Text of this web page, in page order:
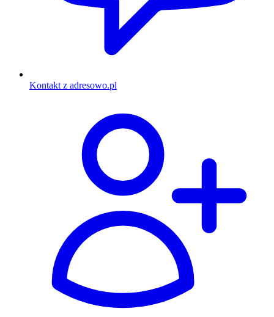
Kontakt z adresowo.pl